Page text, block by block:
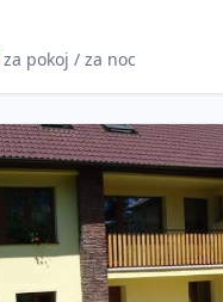
za pokoj / za noc